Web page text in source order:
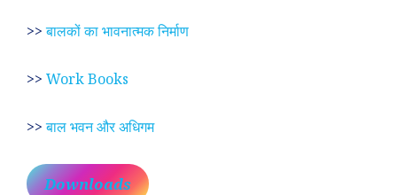
>>बालकों का भावनात्मक निर्माण
>> Work Books
>>बाल भवन और अधिगम
Downloads